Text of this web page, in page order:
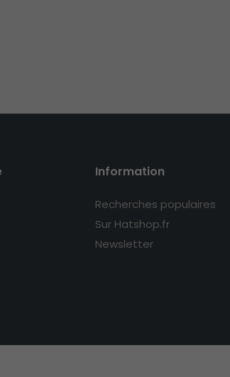
Information
Recherches populaires
Sur Hatshop.fr
Newsletter